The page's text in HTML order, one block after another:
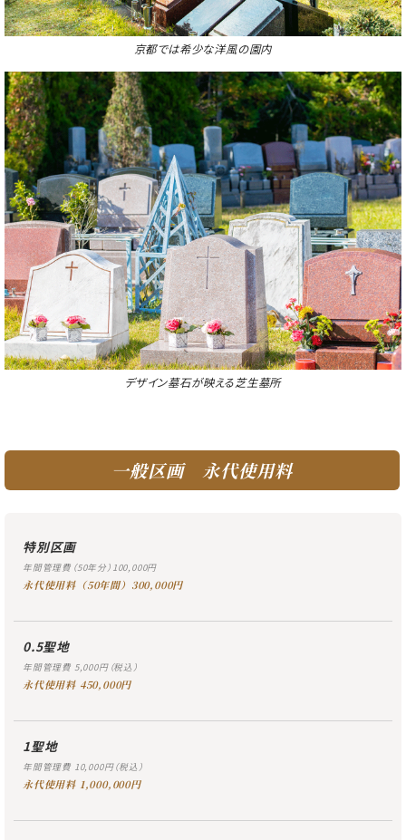
京都では希少な洋風の園内
デザイン墓石が映える芝生墓所
一般区画 永代使用料
特別区画
年間管理費（50年分）100,000円
永代使用料（50年間）300,000円
0.5聖地
年間管理費 5,000円（税込）
永代使用料 450,000円
1聖地
年間管理費 10,000円（税込）
永代使用料 1,000,000円